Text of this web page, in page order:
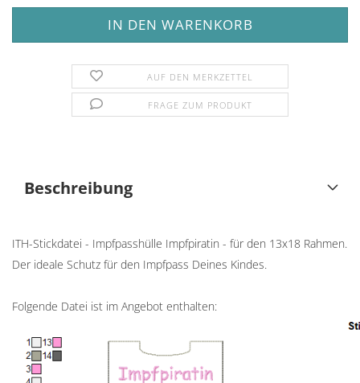
AUF DEN MERKZETTEL
FRAGE ZUM PRODUKT
Beschreibung
ITH-Stickdatei - Impfpasshülle Impfpiratin - für den 13x18 Rahmen.
Der ideale Schutz für den Impfpass Deines Kindes.
Folgende Datei ist im Angebot enthalten: